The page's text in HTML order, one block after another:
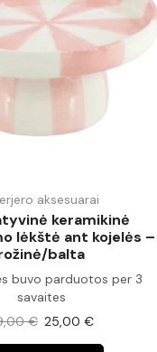
aksesuarai
keramikinė
lėkštė ant kojelės –
balta
buvo parduotos per 3
savaites
€ 25,00€